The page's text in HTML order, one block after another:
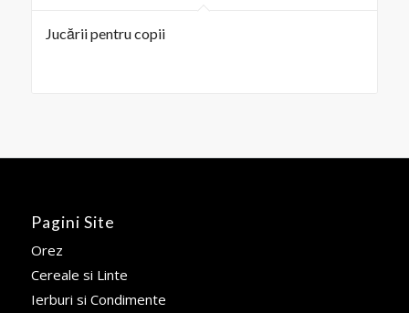
Jucării pentru copii
Pagini Site
Orez
Cereale si Linte
Ierburi si Condimente